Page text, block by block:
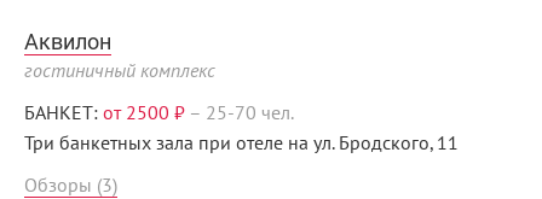
Аквилон
гостиничный комплекс
БАНКЕТ: от 2500 ₽ – 25-70 чел.
Три банкетных зала при отеле на ул. Бродского, 11
Обзоры (3)